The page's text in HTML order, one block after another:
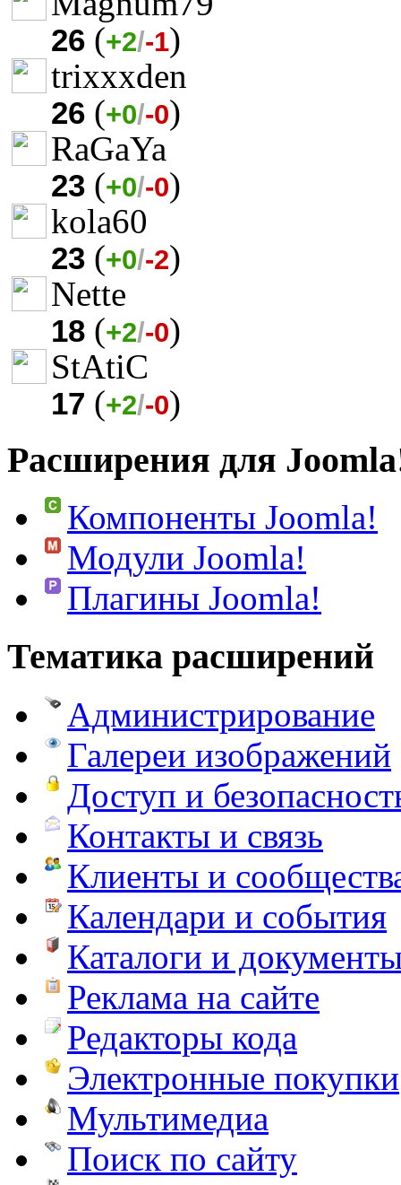
26 (+2/-1)
trixxxden
26 (+0/-0)
RaGaYa
23 (+0/-0)
kola60
23 (+0/-2)
Nette
18 (+2/-0)
StAtiC
17 (+2/-0)
Расширения для
Компоненты Joomla!
Модули Joomla!
Плагины Joomla!
Тематика расширений
Администрирование
Галереи изображений
Доступ и
Контакты и связь
Клиенты и
Календари и события
Каталоги и
Реклама на сайте
Редакторы кода
Электронные покупки
Мультимедиа
Поиск по сайту